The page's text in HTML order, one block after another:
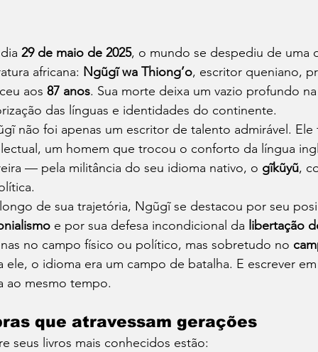
29 de maio de 2025, o mundo se despediu de uma
africana: Ngũgĩ wa Thiong’o, escritor queniano,
aos 87 anos. Sua morte deixa um vazio profundo
das línguas e identidades do continente.
não foi apenas um escritor de talento admirável.
um homem que trocou o conforto da língua
— pela militância do seu idioma nativo, o gĩkũyũ,
de sua trajetória, Ngũgĩ se destacou por seu
e por sua defesa incondicional da libertação
no campo físico ou político, mas sobretudo no
ele, o idioma era um campo de batalha. E escrever
ao mesmo tempo.
que atravessam gerações
seus livros mais conhecidos estão: